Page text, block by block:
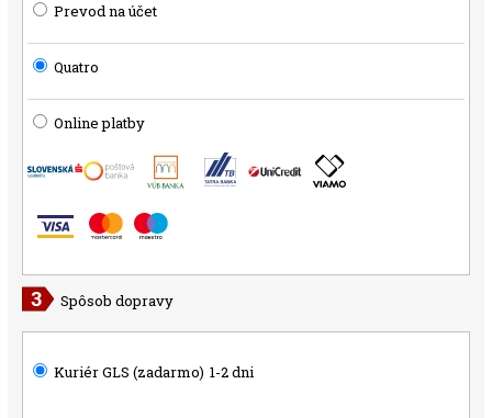
Prevod na účet
Quatro
Online platby
Spôsob dopravy
Kuriér GLS (zadarmo) 1-2 dni